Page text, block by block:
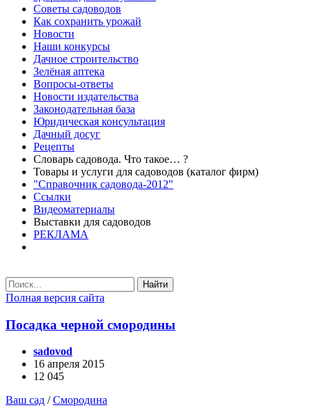
Советы садоводов
Как сохранить урожай
Новости
Наши конкурсы
Дачное строительство
Зелёная аптека
Вопросы-ответы
Новости издательства
Законодательная база
Юридическая консультация
Дачный досуг
Рецепты
Словарь садовода. Что такое… ?
Товары и услуги для садоводов (каталог фирм)
"Справочник садовода-2012"
Ссылки
Видеоматериалы
Выставки для садоводов
РЕКЛАМА
Найти
Полная версия сайта
Посадка черной смородины
sadovod
16 апреля 2015
12 045
Ваш сад /Смородина